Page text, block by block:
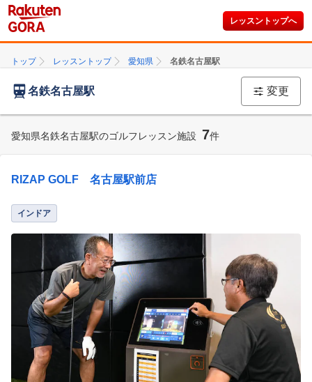
レッスントップへ
トップ レッスントップ 愛知県 名鉄名古屋駅
名鉄名古屋駅 変更
愛知県名鉄名古屋駅のゴルフレッスン施設 7件
RIZAP GOLF 名古屋駅前店
インドア